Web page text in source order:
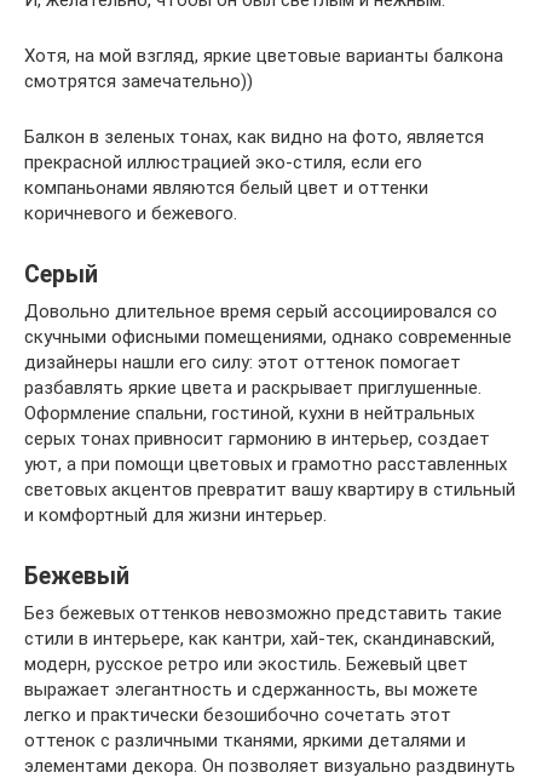
Хотя, на мой взгляд, яркие цветовые варианты балкона
смотрятся замечательно))
Балкон в зеленых тонах, как видно на фото, является
прекрасной иллюстрацией эко-стиля, если его
компаньонами являются белый цвет и оттенки
коричневого и бежевого.
Серый
Довольно длительное время серый ассоциировался со
скучными офисными помещениями, однако современные
дизайнеры нашли его силу: этот оттенок помогает
разбавлять яркие цвета и раскрывает приглушенные.
Оформление спальни, гостиной, кухни в нейтральных
серых тонах привносит гармонию в интерьер, создает
уют, а при помощи цветовых и грамотно расставленных
световых акцентов превратит вашу квартиру в стильный
и комфортный для жизни интерьер.
Бежевый
Без бежевых оттенков невозможно представить такие
стили в интерьере, как кантри, хай-тек, скандинавский,
модерн, русское ретро или экостиль. Бежевый цвет
выражает элегантность и сдержанность, вы можете
легко и практически безошибочно сочетать этот
оттенок с различными тканями, яркими деталями и
элементами декора. Он позволяет визуально раздвинуть